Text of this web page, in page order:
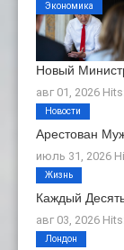
Новый
авг 01, 2026
Экономика
Арестован
июль 31, 2026
Новости
Каждый
авг 03, 2026
Жизнь
Лондон